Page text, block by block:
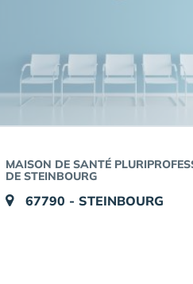
MAISON DE SANTÉ
DE STEINBOURG
67790 - STEINBOURG